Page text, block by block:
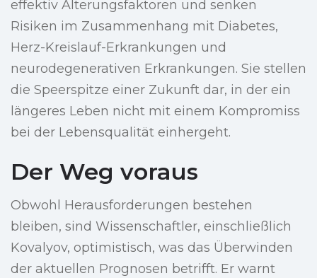
effektiv Alterungsfaktoren und senken
Risiken im Zusammenhang mit Diabetes,
Herz-Kreislauf-Erkrankungen und
neurodegenerativen Erkrankungen. Sie stellen
die Speerspitze einer Zukunft dar, in der ein
längeres Leben nicht mit einem Kompromiss
bei der Lebensqualität einhergeht.
Der Weg voraus
Obwohl Herausforderungen bestehen
bleiben, sind Wissenschaftler, einschließlich
Kovalyov, optimistisch, was das Überwinden
der aktuellen Prognosen betrifft. Er warnt